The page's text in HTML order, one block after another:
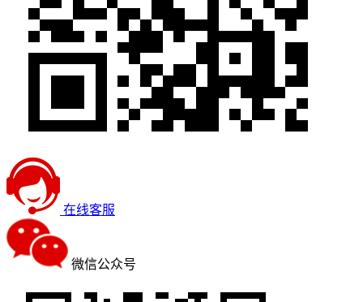
在线客服
微信公众号